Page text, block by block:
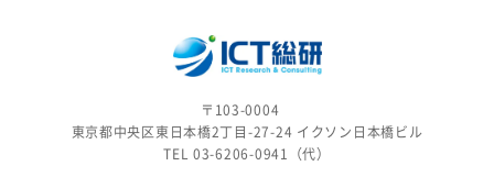
〒103-0004
東京都中央区東日本橋2丁目-27-24 イクソン日本橋ビル
TEL 03-6206-0941（代）